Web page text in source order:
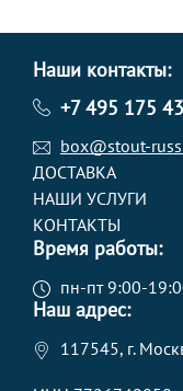
Наши контакты:
+7 495 175
box@stout-
ДОСТАВКА
НАШИ УСЛУГИ
КОНТАКТЫ
Время работы:
пн-пт 9:00-
Наш адрес:
117545, г.